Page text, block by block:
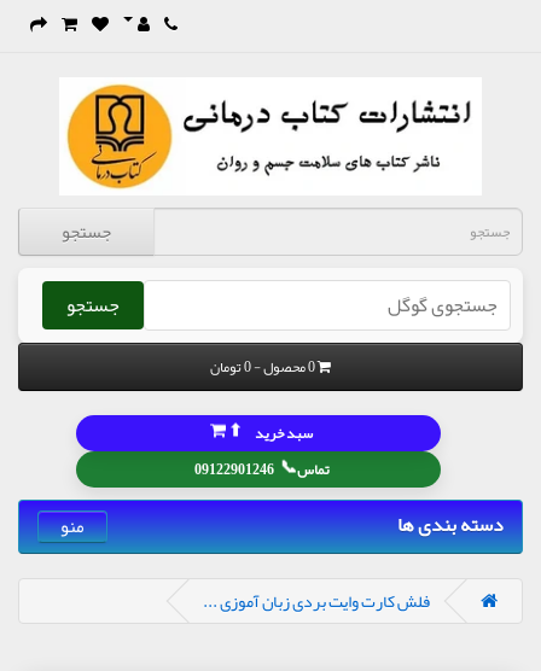
جستجو
جستجو
0 محصول - 0 تومان
تماس📞
09122901246
سبد خرید ⬆
دسته بندی ها منو
فلش کارت وایت بردی زبان آموزی ...